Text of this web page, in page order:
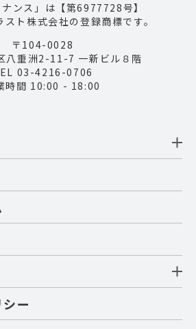
ナンス」は【第6977728号】
スト株式会社の登録商標です。
〒104-0028
八重洲2-11-7 一新ビル８階
03-4216-0706
時間 10:00 - 18:00
ー